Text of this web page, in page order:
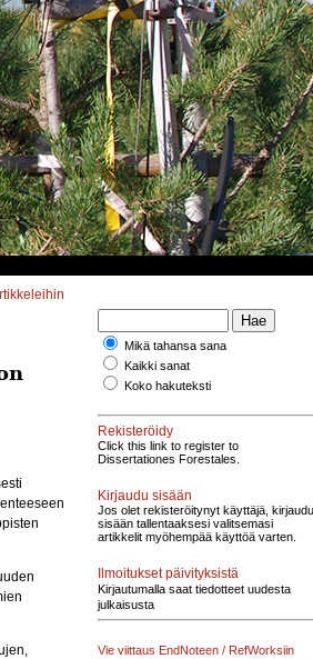
Mikä tahansa sana
Kaikki sanat
Koko hakuteksti
Rekisteröidy
Click this link to register to
Dissertationes Forestales.
Kirjaudu sisään
Jos olet rekisteröitynyt käyttäjä, kirjaudu
sisään tallentaaksesi valitsemasi
artikkelit myöhempää käyttöä varten.
Ilmoitukset päivityksistä
Kirjautumalla saat tiedotteet uudesta
julkaisusta
Vie viittaus EndNoteen / RefWorksiin